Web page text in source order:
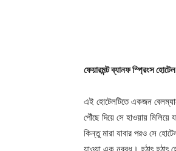
ফেয়ারমন্ট ব্যানফ
এই হোটেলটিতে একজন
পৌঁছে দিয়ে সে হাওয়ায়
কিন্তু মারা যাবার পরও সে
যাওয়া এক নববধূ। হঠাৎ হঠাৎ